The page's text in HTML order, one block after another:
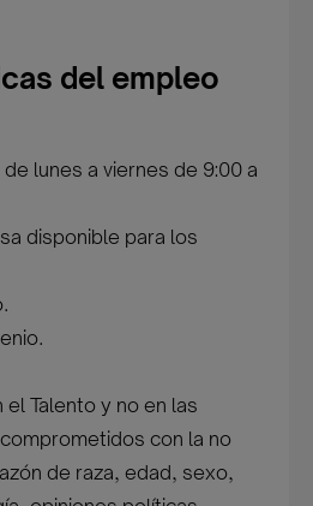
del empleo
lunes a viernes de 9:00 a
disponible para los
Talento y no en las
con la no
de raza, edad, sexo,